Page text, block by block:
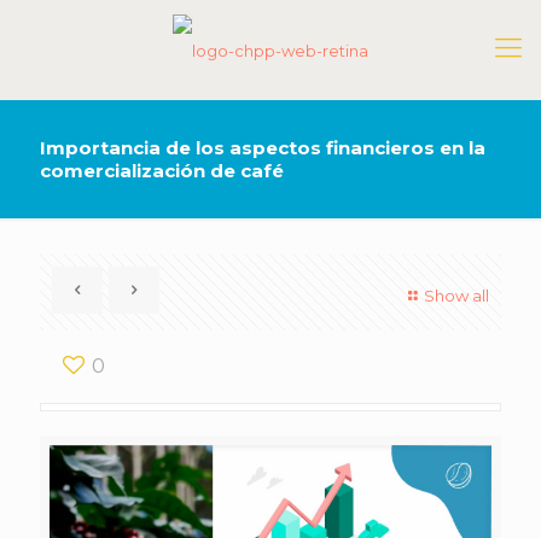
Importancia de los aspectos financieros en la
comercialización de café
Show all
0